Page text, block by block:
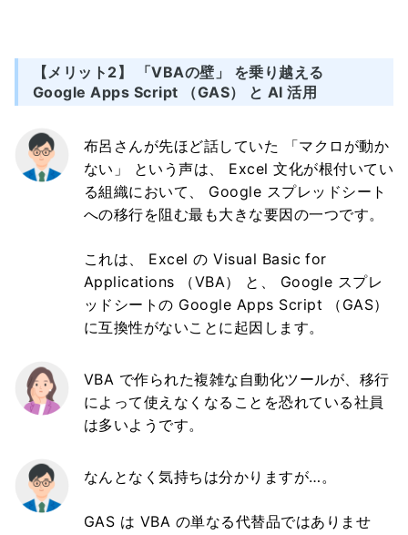
【メリット2】 「VBAの壁」 を乗り越える
Google Apps Script （GAS） と AI 活用
布呂さんが先ほど話していた 「マクロが動か
ない」 という声は、 Excel 文化が根付いてい
る組織において、 Google スプレッドシート
への移行を阻む最も大きな要因の一つです。
これは、 Excel の Visual Basic for
Applications （VBA） と、 Google スプレ
ッドシートの Google Apps Script （GAS）
に互換性がないことに起因します。
VBA で作られた複雑な自動化ツールが、移行
によって使えなくなることを恐れている社員
は多いようです。
なんとなく気持ちは分かりますが…。
GAS は VBA の単なる代替品ではありませ